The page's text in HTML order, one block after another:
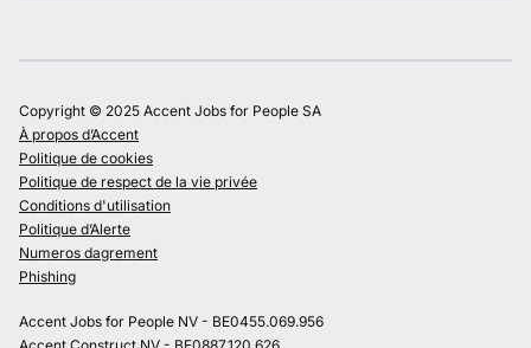
Copyright © 2025 Accent Jobs for People SA
À propos d’Accent
Politique de cookies
Politique de respect de la vie privée
Conditions d'utilisation
Politique d’Alerte
Numeros dagrement
Phishing
Accent Jobs for People NV - BE0455.069.956